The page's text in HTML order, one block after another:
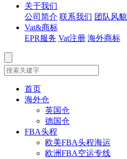
关于我们
公司简介 联系我们 团队风貌
Vat&商标
EPR服务 Vat注册 海外商标
首页
海外仓
英国仓
德国仓
FBA头程
欧美FBA头程海运
欧洲FBA空运专线